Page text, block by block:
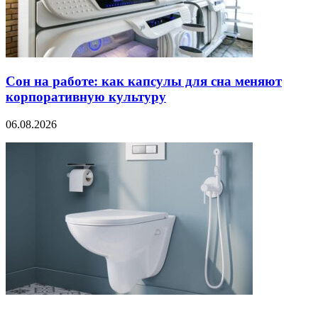
Сон на работе: как капсулы для сна меняют
корпоративную культуру
06.08.2026